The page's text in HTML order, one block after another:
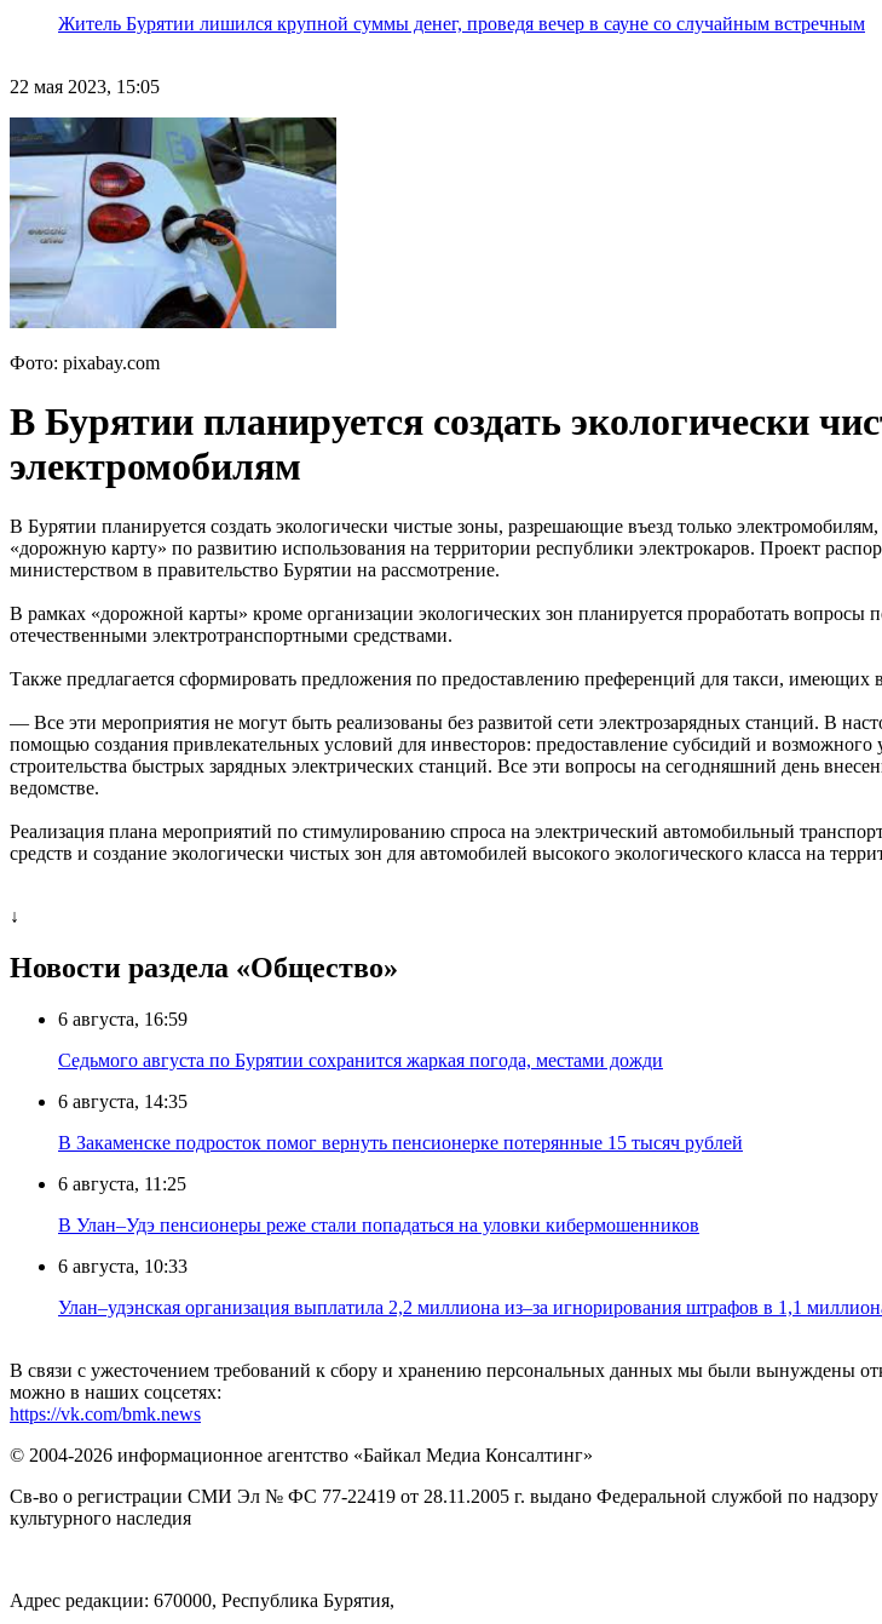
Житель Бурятии лишился крупной суммы денег, проведя вечер в сауне со случайным встречным
22 мая 2023, 15:05
Фото: pixabay.com
В Бурятии планируется создать экологически
электромобилям
В Бурятии планируется создать экологически чистые зоны, разрешающие въезд только
«дорожную карту» по развитию использования на территории республики электрокаров. Проект
министерством в правительство Бурятии на рассмотрение.
В рамках «дорожной карты» кроме организации экологических зон планируется проработать
отечественными электротранспортными средствами.
Также предлагается сформировать предложения по предоставлению преференций для такси, имеющих
— Все эти мероприятия не могут быть реализованы без развитой сети электрозарядных станций. В
помощью создания привлекательных условий для инвесторов: предоставление субсидий и
строительства быстрых зарядных электрических станций. Все эти вопросы на сегодняшний день
ведомстве.
Реализация плана мероприятий по стимулированию спроса на электрический автомобильный
средств и создание экологически чистых зон для автомобилей высокого экологического класса на
↓
Новости раздела «Общество»
6 августа, 16:59
Седьмого августа по Бурятии сохранится жаркая погода, местами дожди
6 августа, 14:35
В Закаменске подросток помог вернуть пенсионерке потерянные 15 тысяч рублей
6 августа, 11:25
В Улан–Удэ пенсионеры реже стали попадаться на уловки кибермошенников
6 августа, 10:33
Улан–удэнская организация выплатила 2,2 миллиона из–за игнорирования штрафов в 1,1
В связи с ужесточением требований к сбору и хранению персональных данных мы были вынуждены
можно в наших соцсетях:
https://vk.com/bmk.news
© 2004-2026 информационное агентство «Байкал Медиа Консалтинг»
Св-во о регистрации СМИ Эл № ФС 77-22419 от 28.11.2005 г. выдано Федеральной службой по надзору
культурного наследия
Адрес редакции: 670000, Республика Бурятия,